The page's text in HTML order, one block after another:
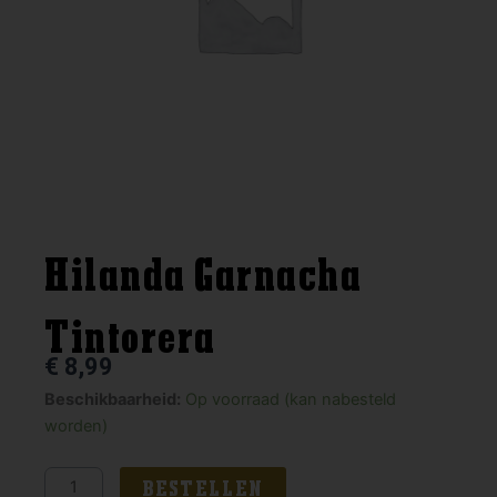
Hilanda Garnacha
Tintorera
€ 8,99
Beschikbaarheid: Op voorraad (kan nabesteld
worden)
Hilanda
Garnacha
aantal
BESTELLEN